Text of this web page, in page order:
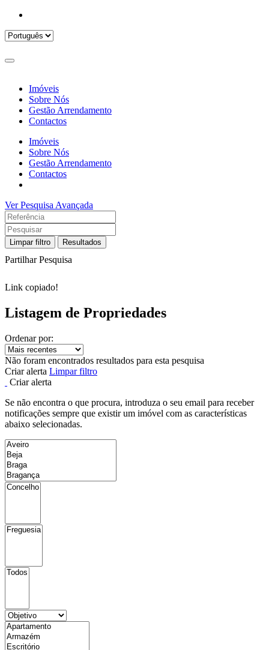
Imóveis
Sobre Nós
Gestão Arrendamento
Contactos
Imóveis
Sobre Nós
Gestão Arrendamento
Contactos
Ver Pesquisa Avançada
Limpar filtro Resultados
Partilhar Pesquisa
Link copiado!
Listagem de Propriedades
Ordenar por:
Não foram encontrados resultados para esta pesquisa
Criar alerta Limpar filtro
Criar alerta
Se não encontra o que procura, introduza o seu email para receber
notificações sempre que existir um imóvel com as características
abaixo selecionadas.